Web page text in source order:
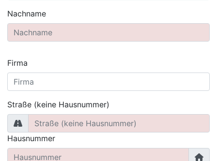
Nachname
Firma
Straße (keine Hausnummer)
Hausnummer